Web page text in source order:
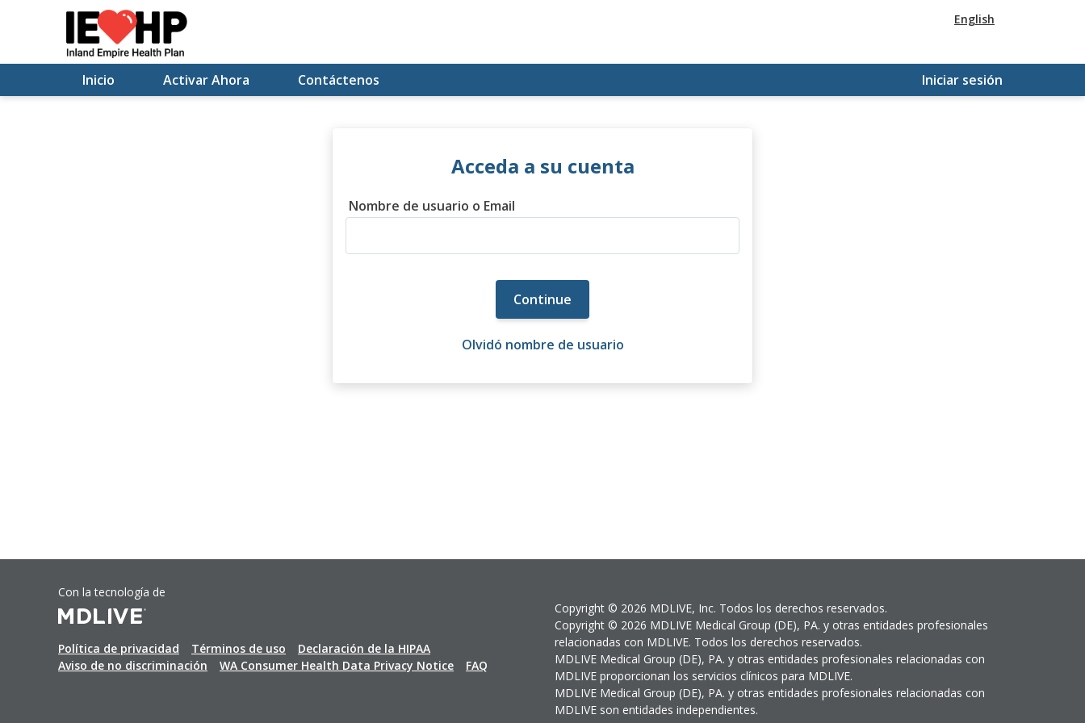
English
Inicio Activar Ahora Contáctenos Iniciar sesión
Acceda a su cuenta
Nombre de usuario o Email
Continue
Olvidó nombre de usuario
Con la tecnología de
Política de privacidad Términos de uso
Declaración de la HIPAA
Aviso de no discriminación
WA Consumer Health Data Privacy Notice FAQ
Copyright © 2026 MDLIVE, Inc. Todos los derechos reservados.
Copyright © 2026 MDLIVE Medical Group (DE), PA. y otras entidades profesionales
relacionadas con MDLIVE. Todos los derechos reservados.
MDLIVE Medical Group (DE), PA. y otras entidades profesionales relacionadas con
MDLIVE proporcionan los servicios clínicos para MDLIVE.
MDLIVE Medical Group (DE), PA. y otras entidades profesionales relacionadas con
MDLIVE son entidades independientes.